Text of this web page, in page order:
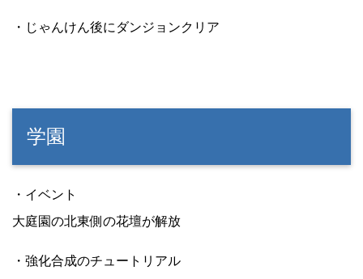
・じゃんけん後にダンジョンクリア
学園
・イベント
大庭園の北東側の花壇が解放
・強化合成のチュートリアル